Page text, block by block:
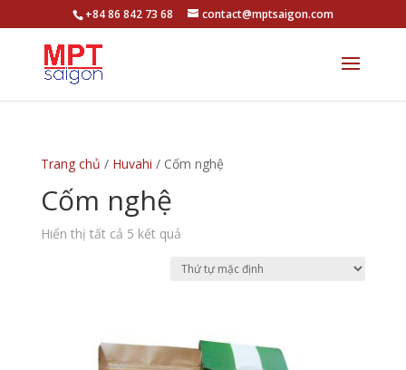
+84 86 842 73 68 contact@mptsaigon.com
Trang chủ / Huvahi / Cốm nghệ
Cốm nghệ
Hiển thị tất cả 5 kết quả